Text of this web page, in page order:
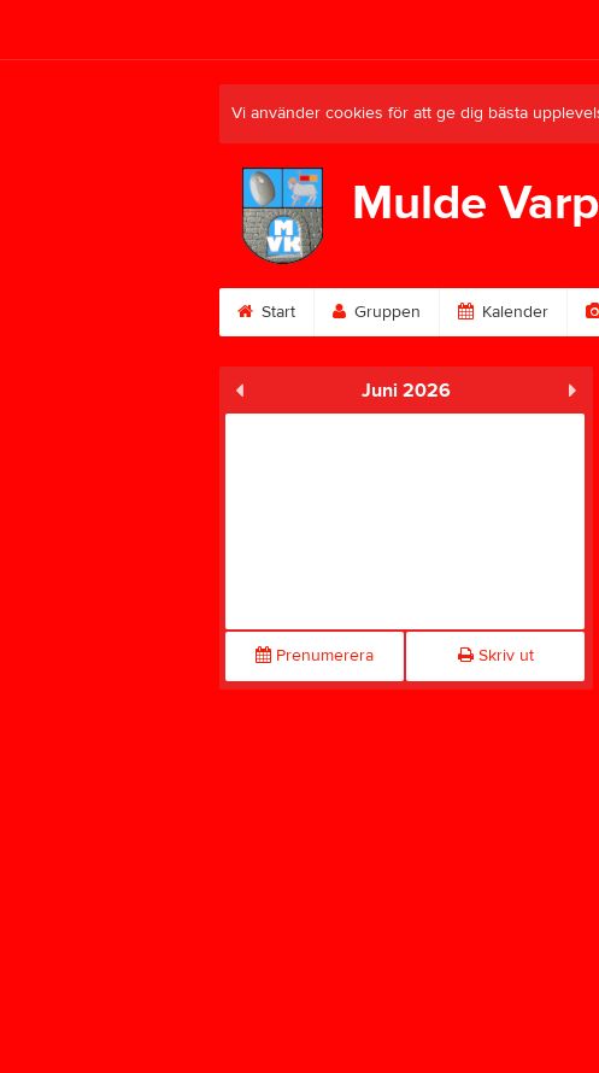
Vi använder cookies för att ge dig bästa
Mulde
Start Gruppen Kalender
Juni 2026
Prenumerera Skriv ut